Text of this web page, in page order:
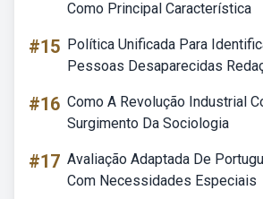
Como Principal Característica
#15 Política Unificada Para
Pessoas Desaparecidas
#16 Como A Revolução Industrial
Surgimento Da Sociologia
#17 Avaliação Adaptada De
Com Necessidades Especiais